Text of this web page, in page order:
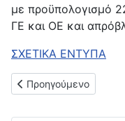
με προϋπολογισμό
ΓΕ και ΟΕ και
ΣΧΕΤΙΚΑ ΕΝΤΥΠΑ
Προηγούμενο άρθρο:
Προηγούμενο